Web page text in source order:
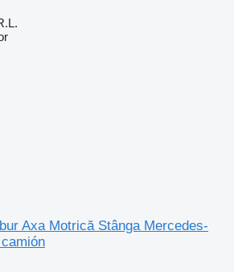
Axa Motrică Stânga Mercedes-